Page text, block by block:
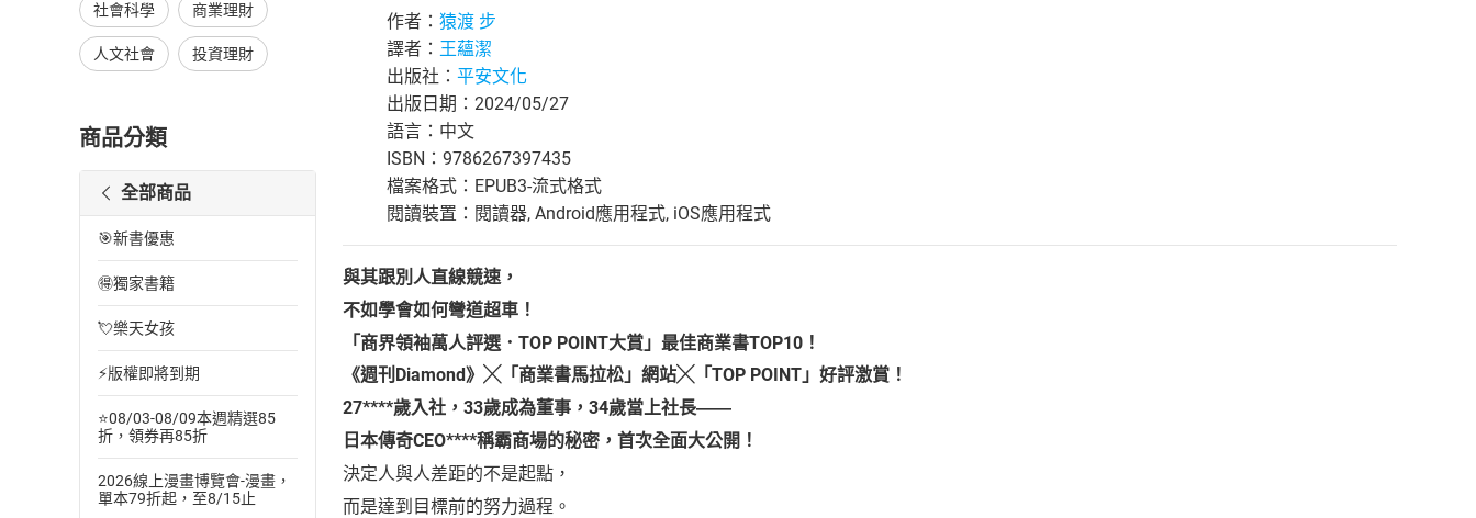
社會科學 商業理財
人文社會 投資理財
商品分類
全部商品
🎯新書優惠
🉐獨家書籍
💘樂天女孩
⚡版權即將到期
⭐08/03-08/09本週精選85
折，領券再85折
2026線上漫畫博覽會-漫畫，
單本79折起，至8/15止
作者： 猿渡 步
譯者： 王蘊潔
出版社： 平安文化
出版日期：2024/05/27
語言：中文
ISBN：9786267397435
檔案格式：EPUB3-流式格式
閱讀裝置：閱讀器, Android應用程式, iOS應用程式
與其跟別人直線競速，
不如學會如何彎道超車！
「商界領袖萬人評選．TOP POINT大賞」最佳商業書TOP10！
《週刊Diamond》╳「商業書馬拉松」網站╳「TOP POINT」好評激賞！
27****歲入社，33歲成為董事，34歲當上社長――
日本傳奇CEO****稱霸商場的秘密，首次全面大公開！
決定人與人差距的不是起點，
而是達到目標前的努力過程。